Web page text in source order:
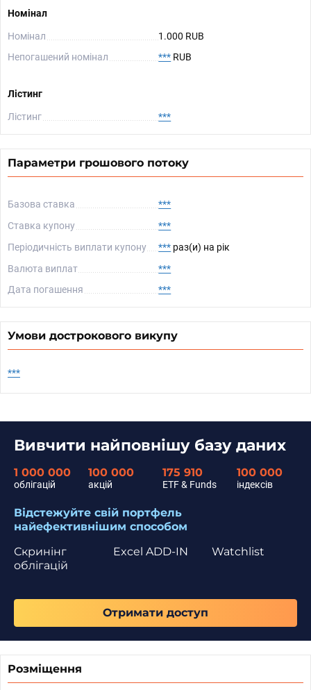
Номінал
Номінал
1.000 RUB
Непогашений номінал
*** RUB
Лістинг
Лістинг ***
Параметри грошового потоку
Базова ставка
***
Ставка купону
***
Періодичність виплати купону
*** раз(и) на рік
Валюта виплат
***
Дата погашення
***
Умови дострокового викупу
***
Вивчити найповнішу базу даних
1 000 000
облігацій
100 000
акцій
175 910
ETF & Funds
100 000
індексів
Відстежуйте свій портфель
найефективнішим способом
Скринінг
облігацій
Watchlist
Excel ADD-IN
Отримати доступ
Розміщення